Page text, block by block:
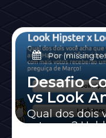
Por (missing
Desafio
vs Look
Qual dos dois
este ano?